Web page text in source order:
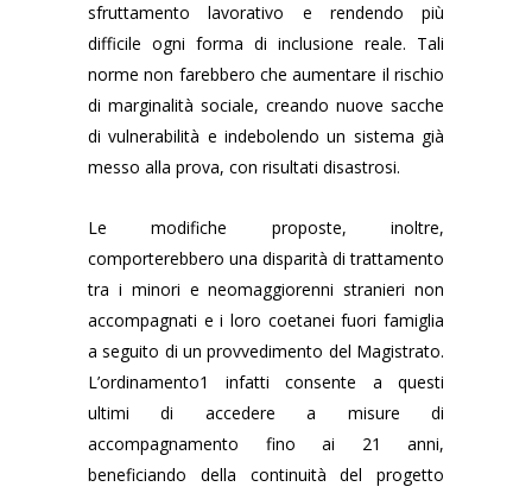
sfruttamento lavorativo e rendendo più
difficile ogni forma di inclusione reale. Tali
norme non farebbero che aumentare il rischio
di marginalità sociale, creando nuove sacche
di vulnerabilità e indebolendo un sistema già
messo alla prova, con risultati disastrosi.
Le modifiche proposte, inoltre,
comporterebbero una disparità di trattamento
tra i minori e neomaggiorenni stranieri non
accompagnati e i loro coetanei fuori famiglia
a seguito di un provvedimento del Magistrato.
L’ordinamento1 infatti consente a questi
ultimi di accedere a misure di
accompagnamento fino ai 21 anni,
beneficiando della continuità del progetto